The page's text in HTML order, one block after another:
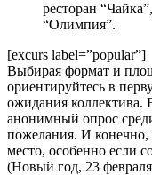
ресторан
“Олимпия”.
[excurs label=”popular”]
Выбирая формат и
ориентируйтесь в
ожидания коллектива.
анонимный опрос
пожелания. И конечно,
место, особенно если
(Новый год, 23